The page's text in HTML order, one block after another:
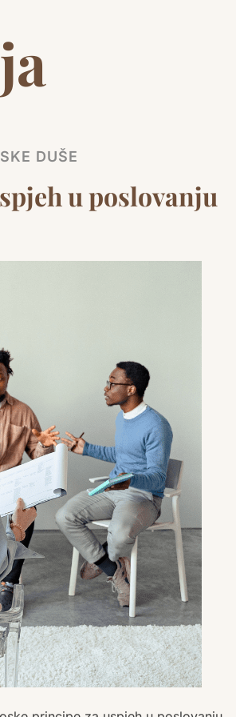
DUŠE
u poslovanju